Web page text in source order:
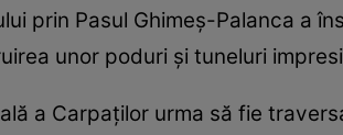
prin Pasul Ghimeș-Palanca a
unor poduri și tuneluri
a Carpaților urma să fie